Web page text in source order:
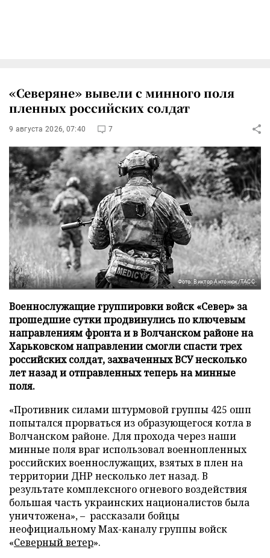
«Северяне» вывели с минного поля
пленных российских солдат
9 августа 2026, 07:40 7
Фото: Виктор Антонюк/ТАСС
Военнослужащие группировки войск «Север» за
прошедшие сутки продвинулись по ключевым
направлениям фронта и в Волчанском районе на
Харьковском направлении смогли спасти трех
российских солдат, захваченных ВСУ несколько
лет назад и отправленных теперь на минные
поля.
«Противник силами штурмовой группы 425 ошп
попытался прорваться из образующегося котла в
Волчанском районе. Для прохода через наши
минные поля враг использовал военнопленных
российских военнослужащих, взятых в плен на
территории ДНР несколько лет назад. В
результате комплексного огневого воздействия
большая часть украинских националистов была
уничтожена», – рассказали бойцы
неофициальному Max-каналу группы войск
«Северный ветер».